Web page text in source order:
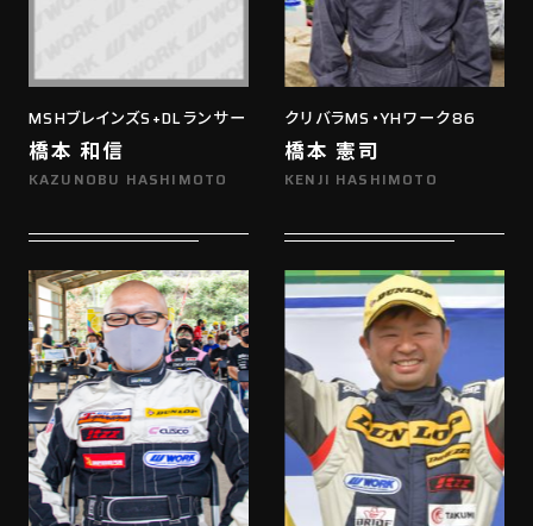
MSHブレインズS+DLランサー
橋本 和信
KAZUNOBU HASHIMOTO
クリバラMS・YHワーク86
橋本 憲司
KENJI HASHIMOTO